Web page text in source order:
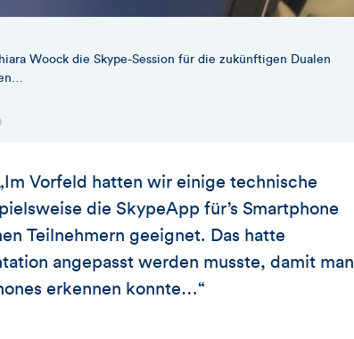
Woock die Skype-Session für die zukünftigen Dualen
Vorfeld hatten wir einige technische
die SkypeApp für’s Smartphone
Teilnehmern geeignet. Das hatte
angepasst werden musste, damit man
erkennen konnte…“